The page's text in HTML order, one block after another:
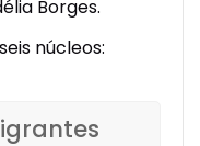
Borges.
núcleos: